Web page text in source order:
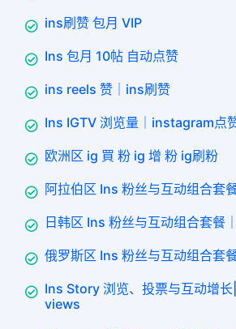
ins刷赞 包月 VIP
Ins 包月 10帖 自动点赞
ins reels 赞｜ins刷赞
Ins IGTV 浏览量｜instagram点
欧洲区 ig 買 粉 ig 增 粉 ig刷粉
阿拉伯区 Ins 粉丝与互动组合套
日韩区 Ins 粉丝与互动组合套餐
俄罗斯区 Ins 粉丝与互动组合套
Ins Story 浏览、投票与互动增
views